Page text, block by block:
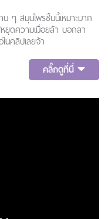
ๆ สมุนไพรชิ้นนี้เหมาะมาก
ดความเมื่อยล้า บอกลา
นคลิปเลยจ้า
คลิ๊กดูที่นี่